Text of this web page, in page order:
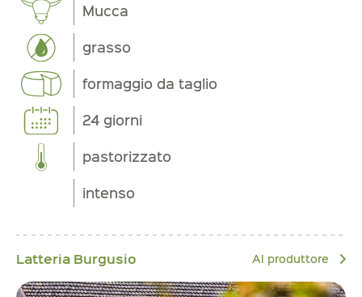
Mucca
grasso
formaggio da taglio
24 giorni
pastorizzato
intenso
Latteria Burgusio Al produttore